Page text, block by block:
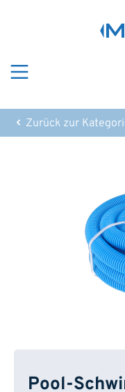
Zurück zur
Pool-